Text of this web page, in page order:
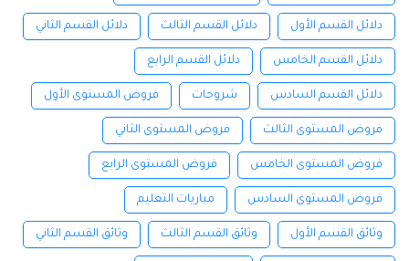
دلائل القسم الأول دلائل القسم الثالث دلائل القسم الثاني
دلائل القسم الخامس دلائل القسم الرابع
دلائل القسم السادس شروحات فروض المستوى الأول
فروض المستوى الثالث فروض المستوى الثاني
فروض المستوى الخامس فروض المستوى الرابع
فروض المستوى السادس مباريات التعليم
وثائق القسم الأول وثائق القسم الثالث وثائق القسم الثاني